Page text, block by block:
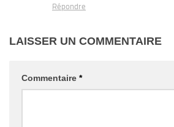
Répondre
LAISSER UN COMMENTAIRE
Commentaire *